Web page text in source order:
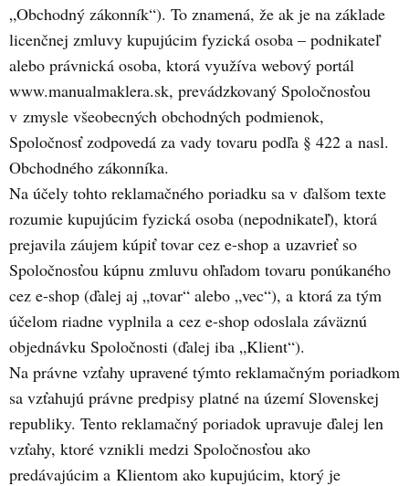
„Obchodný zákonník“). To znamená, že ak je na základe
licenčnej zmluvy kupujúcim fyzická osoba – podnikateľ
alebo právnická osoba, ktorá využíva webový portál
www.manualmaklera.sk, prevádzkovaný Spoločnosťou
v zmysle všeobecných obchodných podmienok,
Spoločnosť zodpovedá za vady tovaru podľa § 422 a nasl.
Obchodného zákonníka.
Na účely tohto reklamačného poriadku sa v ďalšom texte
rozumie kupujúcim fyzická osoba (nepodnikateľ), ktorá
prejavila záujem kúpiť tovar cez e-shop a uzavrieť so
Spoločnosťou kúpnu zmluvu ohľadom tovaru ponúkaného
cez e-shop (ďalej aj „tovar“ alebo „vec“), a ktorá za tým
účelom riadne vyplnila a cez e-shop odoslala záväznú
objednávku Spoločnosti (ďalej iba „Klient“).
Na právne vzťahy upravené týmto reklamačným poriadkom
sa vzťahujú právne predpisy platné na území Slovenskej
republiky. Tento reklamačný poriadok upravuje ďalej len
vzťahy, ktoré vznikli medzi Spoločnosťou ako
predávajúcim a Klientom ako kupujúcim, ktorý je